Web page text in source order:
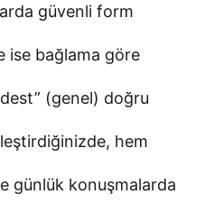
güvenli form
ise bağlama göre
(genel) doğru
hem
günlük konuşmalarda